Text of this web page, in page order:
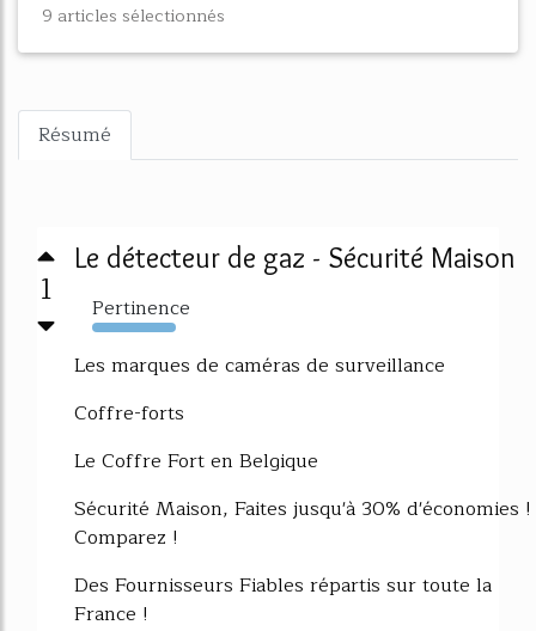
9 articles sélectionnés
Résumé
1
Le détecteur de gaz - Sécurité Maison
Pertinence
529%
Les marques de caméras de surveillance
Coffre-forts
Le Coffre Fort en Belgique
Sécurité Maison, Faites jusqu'à 30% d'économies !
Comparez !
Des Fournisseurs Fiables répartis sur toute la
France !